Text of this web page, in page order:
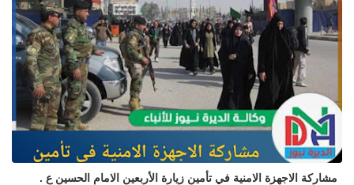
مشاركة الاجهزة الامنية في تأمين زيارة الأربعين الامام الحسين ع .